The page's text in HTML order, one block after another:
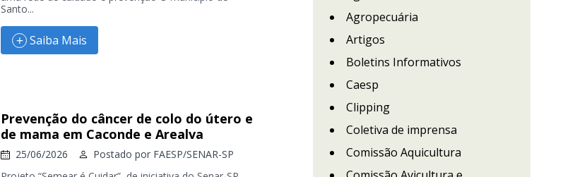
Santo...
Saiba Mais
Prevenção do câncer de colo do útero e
de mama em Caconde e Arealva
25/06/2026 Postado por FAESP/SENAR-SP
Agropecuária
Artigos
Boletins Informativos
Caesp
Clipping
Coletiva de imprensa
Comissão Aquicultura